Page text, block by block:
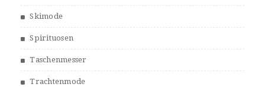
Skimode
Spirituosen
Taschenmesser
Trachtenmode